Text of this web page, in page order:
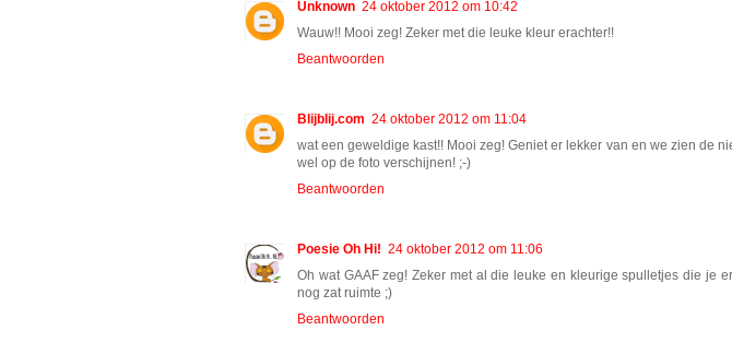
Unknown 24 oktober 2012 om 10:42
Wauw!! Mooi zeg! Zeker met die leuke kleur erachter!!
Beantwoorden
Blijblij.com 24 oktober 2012 om 11:04
wat een geweldige kast!! Mooi zeg! Geniet er lekker van en we zien de
wel op de foto verschijnen! ;-)
Beantwoorden
Poesie Oh Hi! 24 oktober 2012 om 11:06
Oh wat GAAF zeg! Zeker met al die leuke en kleurige spulletjes die je
nog zat ruimte ;)
Beantwoorden